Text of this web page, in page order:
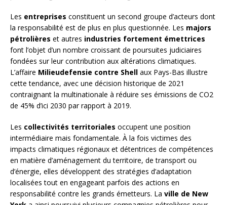
Les entreprises constituent un second groupe d’acteurs dont
la responsabilité est de plus en plus questionnée. Les majors
pétrolières et autres industries fortement émettrices
font l’objet d’un nombre croissant de poursuites judiciaires
fondées sur leur contribution aux altérations climatiques.
L’affaire Milieudefensie contre Shell aux Pays-Bas illustre
cette tendance, avec une décision historique de 2021
contraignant la multinationale à réduire ses émissions de CO2
de 45% d’ici 2030 par rapport à 2019.
Les collectivités territoriales occupent une position
intermédiaire mais fondamentale. À la fois victimes des
impacts climatiques régionaux et détentrices de compétences
en matière d’aménagement du territoire, de transport ou
d’énergie, elles développent des stratégies d’adaptation
localisées tout en engageant parfois des actions en
responsabilité contre les grands émetteurs. La ville de New